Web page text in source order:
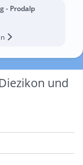
- Prodalp
und